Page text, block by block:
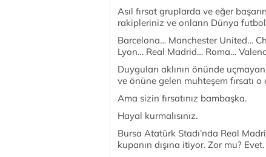
Asıl fırsat gruplarda ve eğer
rakipleriniz ve onların Dünya
Barcelona… Manchester United…
Lyon… Real Madrid… Roma…
Duyguları aklının önünde
ve önüne gelen muhteşem fırsatı
Ama sizin fırsatınız bambaşka.
Hayal kurmalısınız.
Bursa Atatürk Stadı’nda Real
kupanın dışına itiyor. Zor mu?